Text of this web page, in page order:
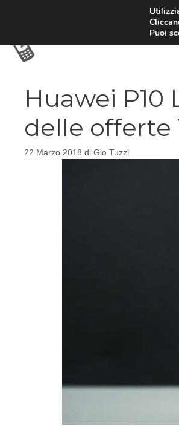
Huawei P10
delle offerte
22 Marzo 2018 di Gio Tuzzi
Puoi